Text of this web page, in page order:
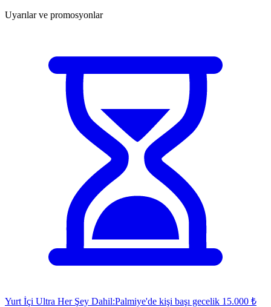
Uyarılar ve promosyonlar
Yurt İçi Ultra Her Şey Dahil:Palmiye'de kişi başı gecelik 15.000 ₺